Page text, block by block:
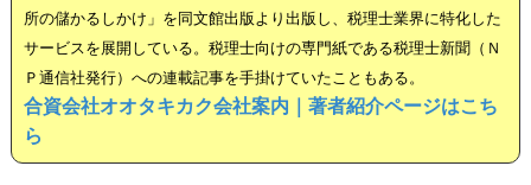
所の儲かるしかけ」を同文館出版より出版し、税理士業界に特化した
サービスを展開している。税理士向けの専門紙である税理士新聞（Ｎ
Ｐ通信社発行）への連載記事を手掛けていたこともある。
合資会社オオタキカク会社案内｜著者紹介ページはこち
ら